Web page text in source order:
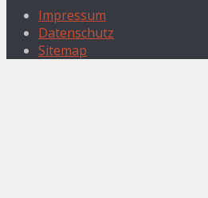
Impressum
Datenschutz
Sitemap